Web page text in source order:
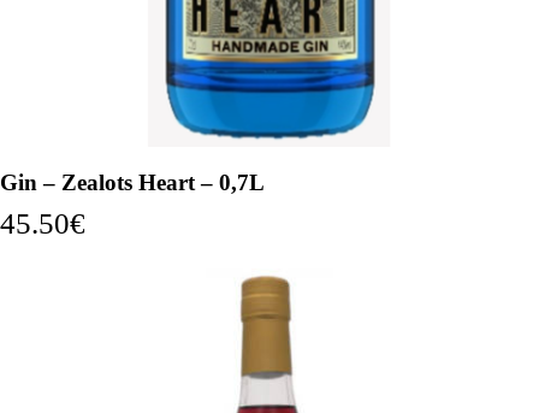
Gin – Zealots Heart – 0,7L
45.50€